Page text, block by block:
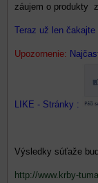
záujem o produkty
Teraz už len
Upozornenie:
LIKE - Stránky :
Výsledky súťaže
http://www.krby-